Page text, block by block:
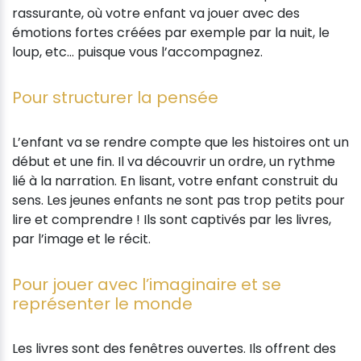
rassurante, où votre enfant va jouer avec des
émotions fortes créées par exemple par la nuit, le
loup, etc… puisque vous l’accompagnez.
Pour structurer la pensée
L’enfant va se rendre compte que les histoires ont un
début et une fin. Il va découvrir un ordre, un rythme
lié à la narration. En lisant, votre enfant construit du
sens. Les jeunes enfants ne sont pas trop petits pour
lire et comprendre ! Ils sont captivés par les livres,
par l’image et le récit.
Pour jouer avec l’imaginaire et se
représenter le monde
Les livres sont des fenêtres ouvertes. Ils offrent des